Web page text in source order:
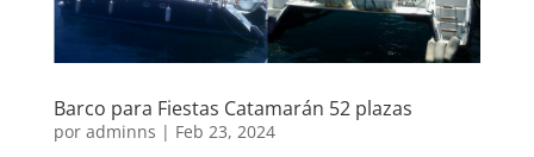
Barco para Fiestas Catamarán 52 plazas
por adminns | Feb 23, 2024